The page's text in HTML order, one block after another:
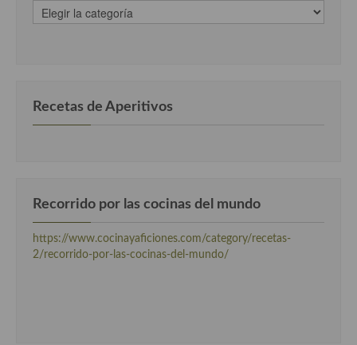
recetas
clasificadas
Recetas de Aperitivos
Recorrido por las cocinas del mundo
https://www.cocinayaficiones.com/category/recetas-
2/recorrido-por-las-cocinas-del-mundo/